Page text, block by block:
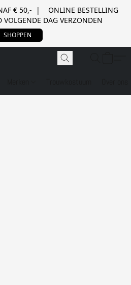
€ 50,- | ONLINE BESTELLING
VOLGENDE DAG VERZONDEN
SHOPPEN